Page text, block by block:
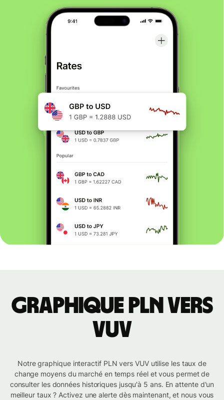
Graphique PLN vers
VUV
Notre graphique interactif PLN vers VUV utilise les taux de
change moyens du marché en temps réel et vous permet de
consulter les données historiques jusqu'à 5 ans. En attente d'un
meilleur taux ? Activez une alerte dès maintenant, et nous vous